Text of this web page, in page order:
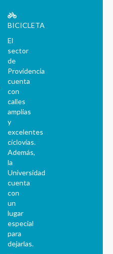
BICICLETA
El
sector
de
Providencia
cuenta
con
calles
amplias
y
excelentes
ciclovías.
Además,
la
Universidad
cuenta
con
un
lugar
especial
para
dejarlas.